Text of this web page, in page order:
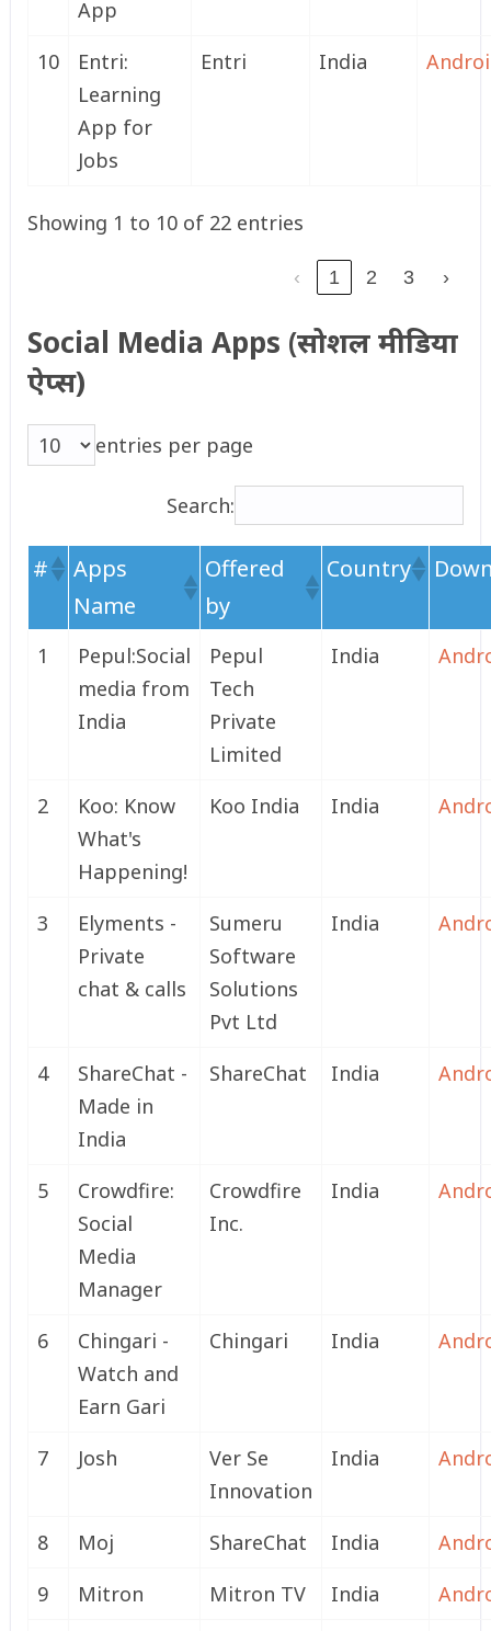
App
10
Entri:
Learning
App for
Jobs
Entri India
Showing 1 to 10 of 22 entries
‹ 1 2 3 ›
Social Media Apps (सोशल मीडिया
ऐप्स)
entries per page
Search:
#
Apps
Name
Offered
by
Country
1
Pepul:Social
media from
India
Pepul
Tech
Private
Limited
India
2
Koo: Know
What's
Happening!
Koo India India
3
Elyments -
Private
chat & calls
Sumeru
Software
Solutions
Pvt Ltd
India
4
ShareChat -
Made in
India
ShareChat India
5
Crowdfire:
Social
Media
Manager
Crowdfire
Inc.
India
6
Chingari -
Watch and
Earn Gari
Chingari India
7 Josh
Ver Se
Innovation
India
8 Moj ShareChat India
9
Mitron Mitron TV India